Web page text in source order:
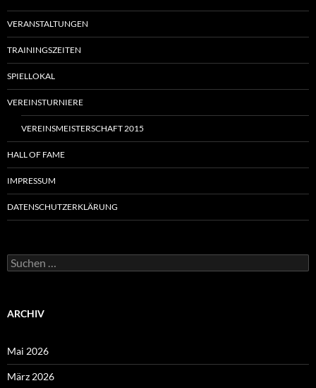
VERANSTALTUNGEN
TRAININGSZEITEN
SPIELLOKAL
VEREINSTURNIERE
VEREINSMEISTERSCHAFT 2015
HALL OF FAME
IMPRESSUM
DATENSCHUTZERKLÄRUNG
Suchen
nach:
ARCHIV
Mai 2026
März 2026